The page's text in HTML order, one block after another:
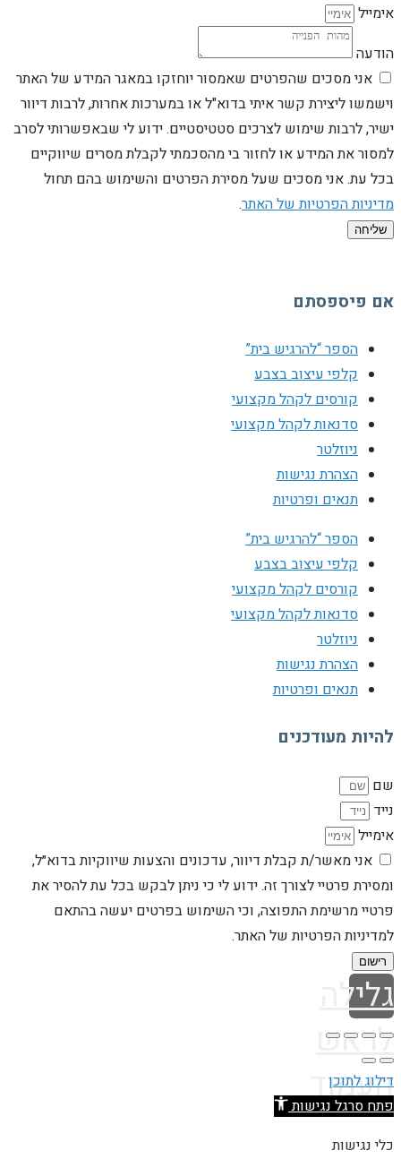
אימייל
הודעה
אני מסכים שהפרטים שאמסור יוחזקו במאגר המידע של האתר
וישמשו ליצירת קשר איתי בדוא"ל או במערכות אחרות, לרבות דיוור
ישיר, לרבות שימוש לצרכים סטטיסטיים. ידוע לי שבאפשרותי לסרב
למסור את המידע או לחזור בי מהסכמתי לקבלת מסרים שיווקיים
בכל עת. אני מסכים שעל מסירת הפרטים והשימוש בהם תחול
מדיניות הפרטיות של האתר.
שליחה
אם פיספסתם
הספר “להרגיש בית”
קלפי עיצוב בצבע
קורסים לקהל מקצועי
סדנאות לקהל מקצועי
ניוזלטר
הצהרת נגישות
תנאים ופרטיות
הספר “להרגיש בית”
קלפי עיצוב בצבע
קורסים לקהל מקצועי
סדנאות לקהל מקצועי
ניוזלטר
הצהרת נגישות
תנאים ופרטיות
להיות מעודכנים
שם
נייד
אימייל
אני מאשר/ת קבלת דיוור, עדכונים והצעות שיווקיות בדוא״ל,
ומסירת פרטיי לצורך זה. ידוע לי כי ניתן לבקש בכל עת להסיר את
פרטיי מרשימת התפוצה, וכי השימוש בפרטים יעשה בהתאם
למדיניות הפרטיות של האתר.
רישום
גלילה
לראש
העמוד
דילוג לתוכן
פתח סרגל נגישות
כלי נגישות